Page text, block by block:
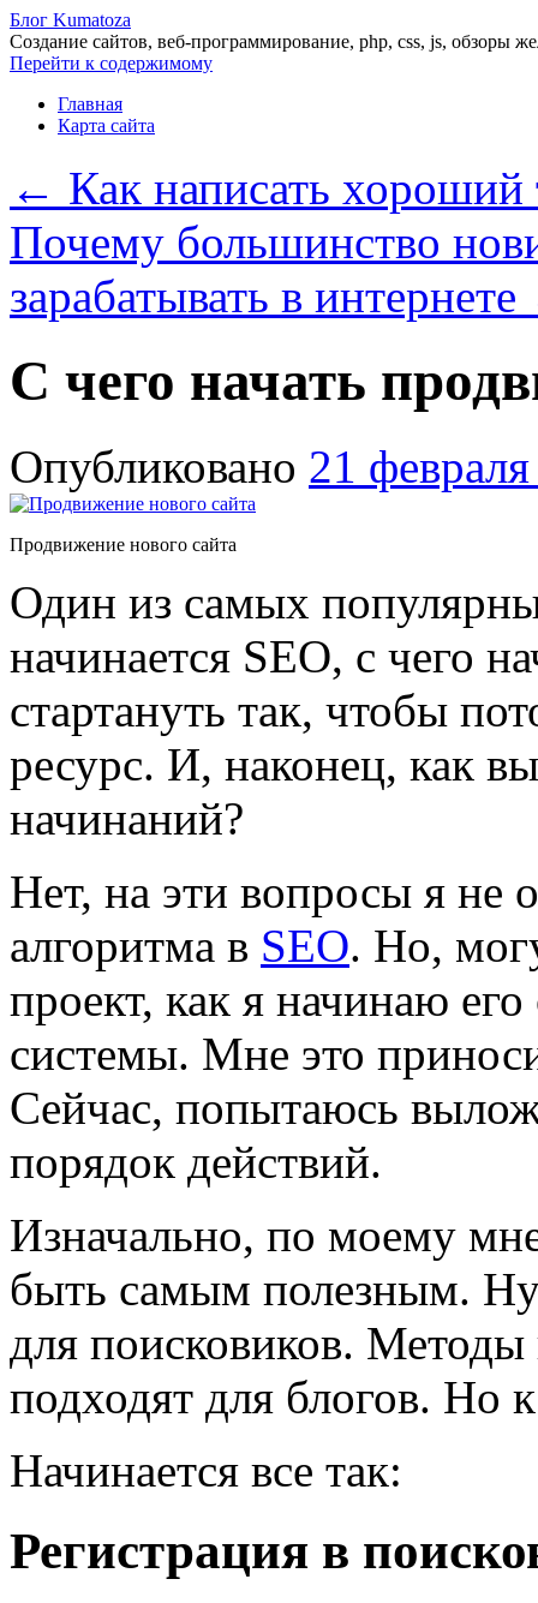
Блог Kumatoza
Создание сайтов, веб-программирование, php, css, js, обзоры
Перейти к содержимому
Главная
Карта сайта
← Как написать хороший
Почему большинство
зарабатывать в интернете
С чего начать
Опубликовано 21
Продвижение нового сайта
Один из самых
начинается SEO, с чего
стартануть так, чтобы
ресурс. И, наконец, как
начинаний?
Нет, на эти вопросы я не
алгоритма в SEO. Но,
проект, как я начинаю
системы. Мне это
Сейчас, попытаюсь
порядок действий.
Изначально, по моему
быть самым полезным.
для поисковиков. Методы
подходят для блогов. Но
Начинается все так:
Регистрация в